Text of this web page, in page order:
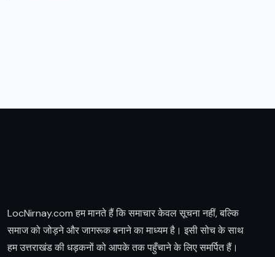
LocNirnay.com हम मानते हैं कि समाचार केवल सूचना नहीं, बल्कि
समाज को जोड़ने और जागरूक बनाने का माध्यम है। इसी सोच के साथ
हम उत्तराखंड की धड़कनों को आपके तक पहुँचाने के लिए समर्पित हैं।